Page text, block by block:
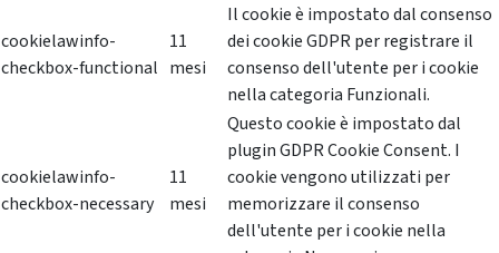
cookielawinfo-
checkbox-functional
11
mesi
Il cookie è impostato dal consenso
dei cookie GDPR per registrare il
consenso dell'utente per i cookie
nella categoria Funzionali.
cookielawinfo-
checkbox-necessary
11
mesi
Questo cookie è impostato dal
plugin GDPR Cookie Consent. I
cookie vengono utilizzati per
memorizzare il consenso
dell'utente per i cookie nella